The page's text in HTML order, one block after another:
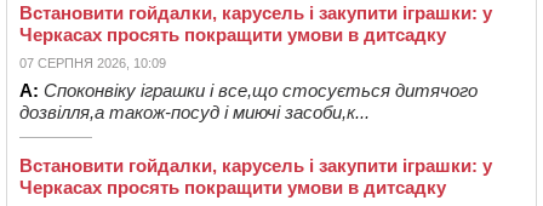
Встановити гойдалки, карусель і закупити іграшки: у
Черкасах просять покращити умови в дитсадку
07 СЕРПНЯ 2026, 10:09
А: Споконвіку іграшки і все,що стосується дитячого
дозвілля,а також-посуд і миючі засоби,к...
Встановити гойдалки, карусель і закупити іграшки: у
Черкасах просять покращити умови в дитсадку